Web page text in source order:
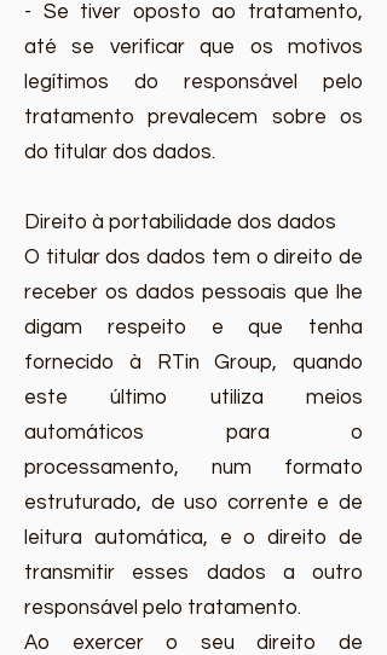
- Se tiver oposto ao tratamento,
até se verificar que os motivos
legítimos do responsável pelo
tratamento prevalecem sobre os
do titular dos dados.
Direito à portabilidade dos dados
O titular dos dados tem o direito de
receber os dados pessoais que lhe
digam respeito e que tenha
fornecido à RTin Group, quando
este último utiliza meios
automáticos para o
processamento, num formato
estruturado, de uso corrente e de
leitura automática, e o direito de
transmitir esses dados a outro
responsável pelo tratamento.
Ao exercer o seu direito de